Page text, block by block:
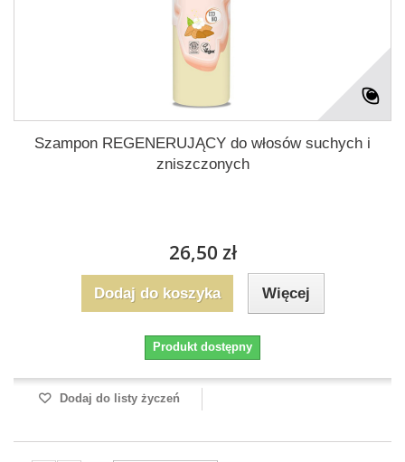
Szampon REGENERUJĄCY do włosów suchych i
zniszczonych
26,50 zł
Dodaj do koszyka Więcej
Produkt dostępny
Dodaj do listy życzeń